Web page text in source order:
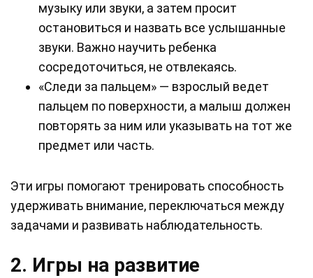
музыку или звуки, а затем просит
остановиться и назвать все услышанные
звуки. Важно научить ребенка
сосредоточиться, не отвлекаясь.
«Следи за пальцем» — взрослый ведет
пальцем по поверхности, а малыш должен
повторять за ним или указывать на тот же
предмет или часть.
Эти игры помогают тренировать способность
удерживать внимание, переключаться между
задачами и развивать наблюдательность.
2. Игры на развитие